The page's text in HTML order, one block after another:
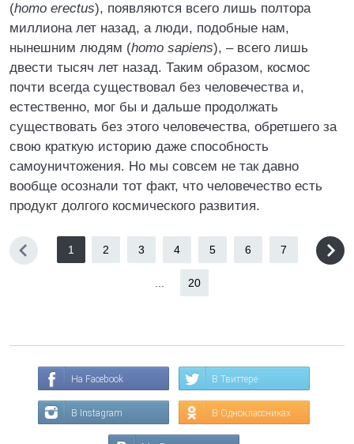
(homo erectus), появляются всего лишь полтора
миллиона лет назад, а люди, подобные нам,
нынешним людям (homo sapiens), – всего лишь
двести тысяч лет назад. Таким образом, космос
почти всегда существовал без человечества и,
естественно, мог бы и дальше продолжать
существовать без этого человечества, обретшего за
свою краткую историю даже способность
самоуничтожения. Но мы совсем не так давно
вообще осознали тот факт, что человечество есть
продукт долгого космического развития.
1 2 3 4 5 6 7
20
На Facebook В Твиттере
В Instagram В Одноклассниках